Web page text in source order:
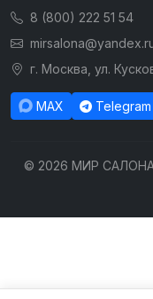
8 (800) 222 51 54
г. Москва, ул.
MAX Telegram
© 2026 МИР